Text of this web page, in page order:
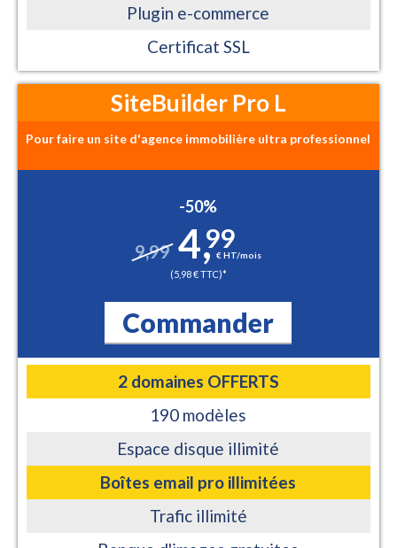
Plugin e-commerce
Certificat SSL
SiteBuilder Pro L
Pour faire un site d'agence immobilière ultra professionnel
-50%
9,99 4,99
€ HT/mois
(5,98 € TTC)*
Commander
2 domaines OFFERTS
190 modèles
Espace disque illimité
Boîtes email pro illimitées
Trafic illimité